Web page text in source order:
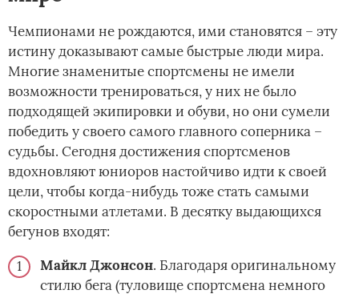
Чемпионами не рождаются, ими становятся – эту
истину доказывают самые быстрые люди мира.
Многие знаменитые спортсмены не имели
возможности тренироваться, у них не было
подходящей экипировки и обуви, но они сумели
победить у своего самого главного соперника –
судьбы. Сегодня достижения спортсменов
вдохновляют юниоров настойчиво идти к своей
цели, чтобы когда-нибудь тоже стать самыми
скоростными атлетами. В десятку выдающихся
бегунов входят:
Майкл Джонсон. Благодаря оригинальному
стилю бега (туловище спортсмена немного